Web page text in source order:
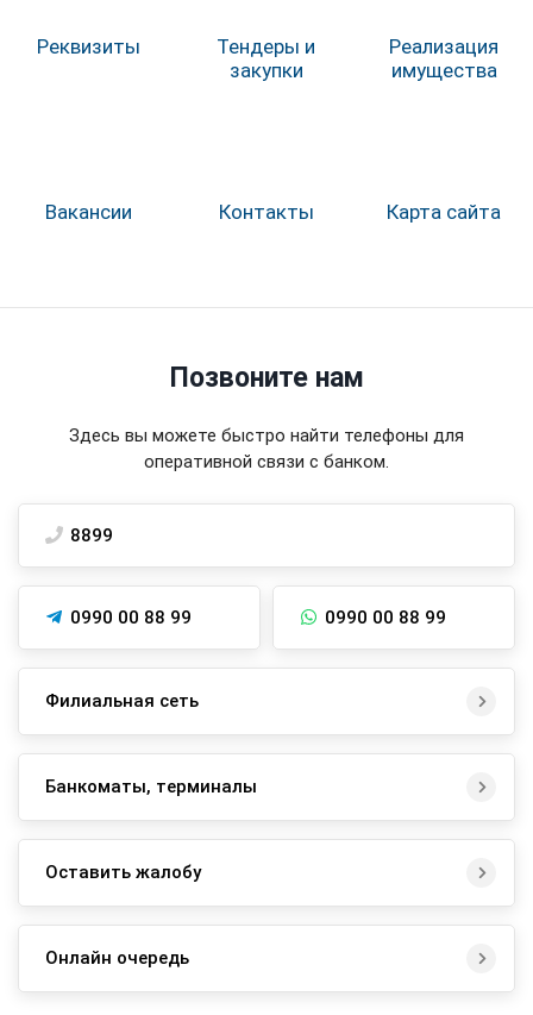
Реквизиты
Тендеры и
закупки
Реализация
имущества
Вакансии Контакты Карта сайта
Позвоните нам
Здесь вы можете быстро найти телефоны для
оперативной связи с банком.
8899
0990 00 88 99 0990 00 88 99
Филиальная сеть
Банкоматы, терминалы
Оставить жалобу
Онлайн очередь